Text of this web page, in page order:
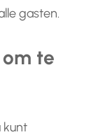
gasten.
te
kunt